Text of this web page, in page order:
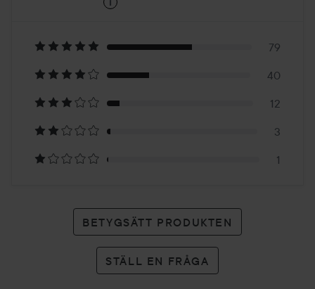
Baserat
på
135
betyg
79
40
12
3
1
BETYGSÄTT PRODUKTEN
STÄLL EN FRÅGA